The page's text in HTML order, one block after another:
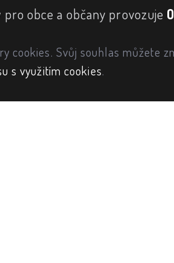
obce a občany provozuje
cookies. Svůj souhlas můžete
s využitím cookies.